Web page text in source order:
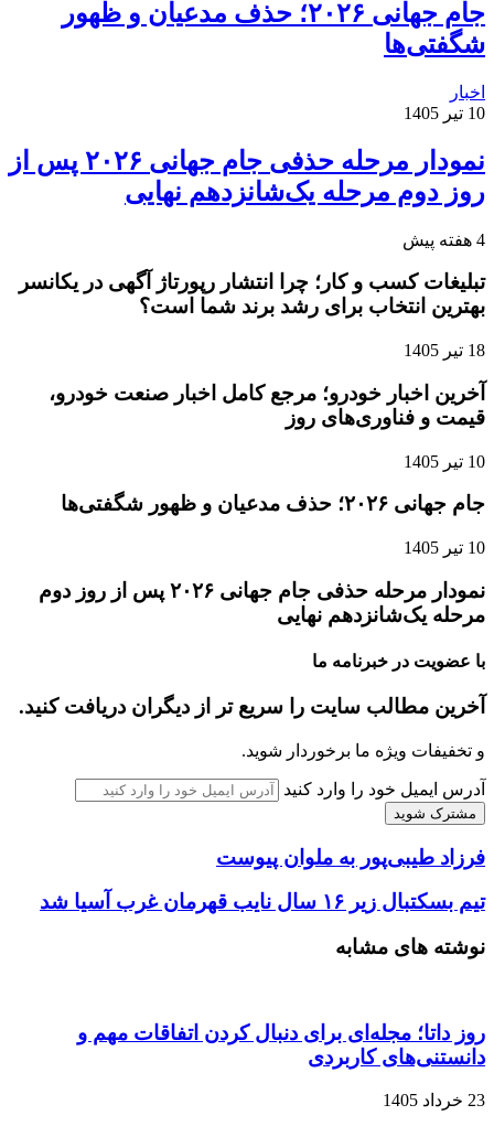
جام جهانی ۲۰۲۶؛ حذف مدعیان و ظهور
شگفتی‌ها
اخبار
10 تیر 1405
نمودار مرحله حذفی جام جهانی ۲۰۲۶ پس از
روز دوم مرحله یک‌شانزدهم نهایی
4 هفته پیش
تبلیغات کسب و کار؛ چرا انتشار رپورتاژ آگهی در یکانسر
بهترین انتخاب برای رشد برند شما است؟
18 تیر 1405
آخرین اخبار خودرو؛ مرجع کامل اخبار صنعت خودرو،
قیمت و فناوری‌های روز
10 تیر 1405
جام جهانی ۲۰۲۶؛ حذف مدعیان و ظهور شگفتی‌ها
10 تیر 1405
نمودار مرحله حذفی جام جهانی ۲۰۲۶ پس از روز دوم
مرحله یک‌شانزدهم نهایی
با عضویت در خبرنامه ما
آخرین مطالب سایت را سریع تر از دیگران دریافت کنید.
و تخفیفات ویژه ما برخوردار شوید.
آدرس ایمیل خود را وارد کنید
فرزاد طیبی‌پور به ملوان پیوست
تیم بسکتبال زیر ۱۶ سال نایب قهرمان غرب آسیا شد
نوشته های مشابه
روز داتا؛ مجله‌ای برای دنبال کردن اتفاقات مهم و
دانستنی‌های کاربردی
23 خرداد 1405